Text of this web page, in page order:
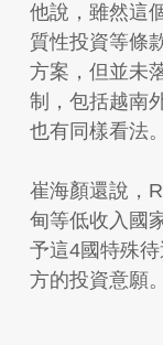
他說，雖然這
質性投資等條
方案，但並未
制，包括越南
也有同樣看法。
崔海顏還說，
甸等低收入國
予這4國特殊
方的投資意願。